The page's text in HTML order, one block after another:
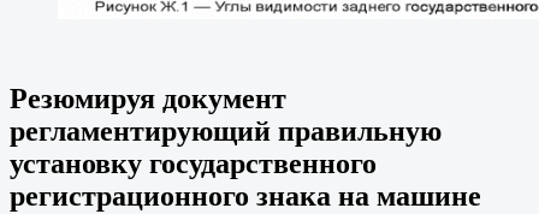
Резюмируя документ
регламентирующий правильную
установку государственного
регистрационного знака на машине